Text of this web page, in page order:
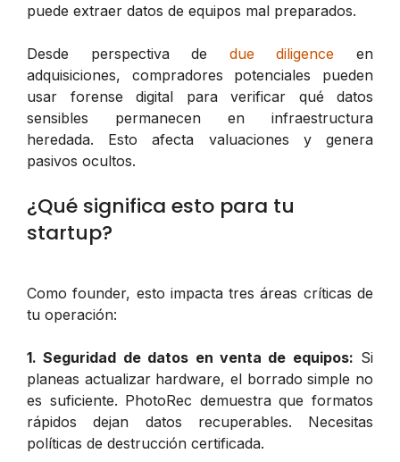
puede extraer datos de equipos mal preparados.
Desde perspectiva de due diligence en
adquisiciones, compradores potenciales pueden
usar forense digital para verificar qué datos
sensibles permanecen en infraestructura
heredada. Esto afecta valuaciones y genera
pasivos ocultos.
¿Qué significa esto para tu
startup?
Como founder, esto impacta tres áreas críticas de
tu operación:
1. Seguridad de datos en venta de equipos: Si
planeas actualizar hardware, el borrado simple no
es suficiente. PhotoRec demuestra que formatos
rápidos dejan datos recuperables. Necesitas
políticas de destrucción certificada.